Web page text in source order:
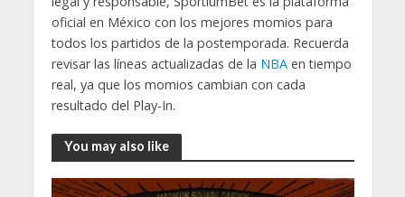
oficial en México con los mejores momios para
todos los partidos de la postemporada. Recuerda
revisar las líneas actualizadas de la NBAen tiempo
real, ya que los momios cambian con cada
resultado del Play-In.
You may also like